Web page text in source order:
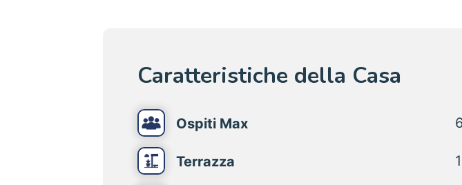
Caratteristiche della Casa
Ospiti Max
Terrazza 1